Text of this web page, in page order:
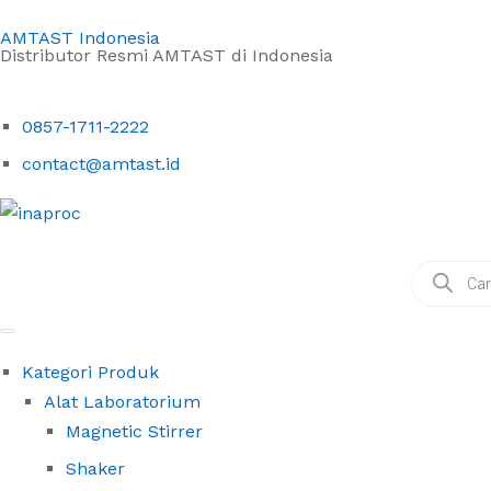
AMTAST Indonesia
Distributor Resmi AMTAST di Indonesia
0857-1711-2222
contact@amtast.id
Kategori Produk
Alat Laboratorium
Magnetic Stirrer
Shaker